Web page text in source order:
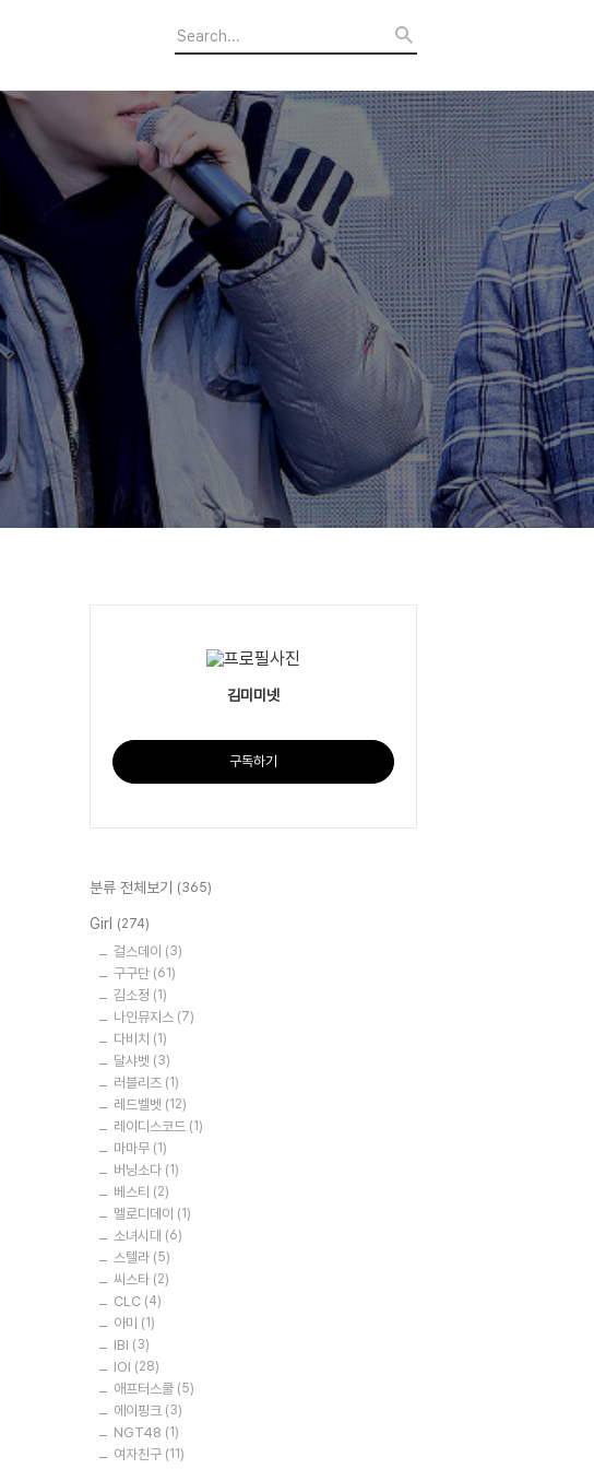
김미미넷
구독하기
분류 전체보기 (365)
Girl (274)
걸스데이 (3)
구구단 (61)
김소정 (1)
나인뮤지스 (7)
다비치 (1)
달샤벳 (3)
러블리즈 (1)
레드벨벳 (12)
레이디스코드 (1)
마마무 (1)
버닝소다 (1)
베스티 (2)
멜로디데이 (1)
소녀시대 (6)
스텔라 (5)
씨스타 (2)
CLC (4)
아미 (1)
IBI (3)
IOI (28)
애프터스쿨 (5)
에이핑크 (3)
NGT48 (1)
여자친구 (11)